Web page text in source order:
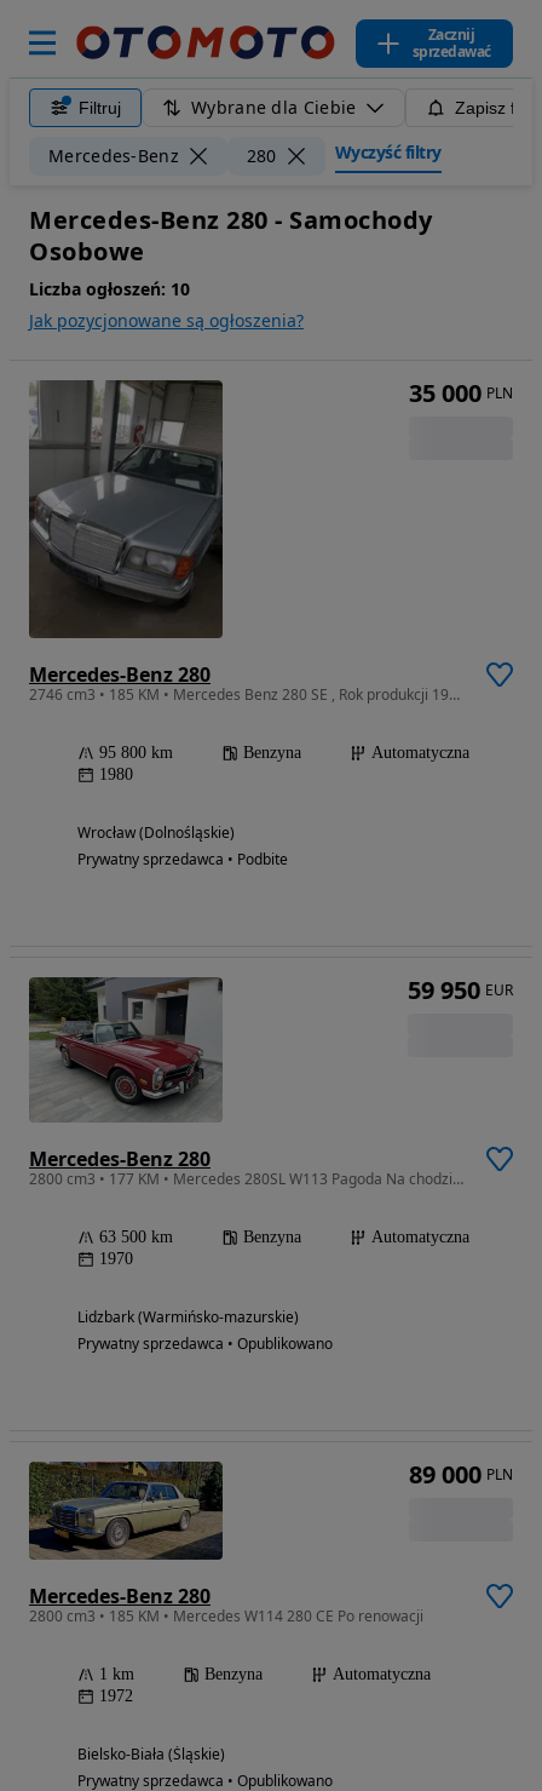
Zacznij
sprzedawać
Filtruj Wybrane dla Ciebie Zapisz
Mercedes-Benz 280 Wyczyść filtry
Mercedes-Benz 280 - Samochody
Osobowe
Liczba ogłoszeń: 10
Jak pozycjonowane są ogłoszenia?
Mercedes-Benz 280
2746 cm3 • 185 KM • Mercedes Benz 280 SE , Rok produkcji 1980, nie był zarejstrowany
95 800 km Benzyna
Automatyczna
1980
Wrocław (Dolnośląskie)
Prywatny sprzedawca • Podbite
35 000 PLN
Mercedes-Benz 280
2800 cm3 • 177 KM • Mercedes 280SL W113 Pagoda Na chodzie Oryginalny Super stan
63 500 km Benzyna
Automatyczna
1970
Lidzbark (Warmińsko-mazurskie)
Prywatny sprzedawca • Opublikowano
59 950 EUR
Mercedes-Benz 280
2800 cm3 • 185 KM • Mercedes W114 280 CE Po renowacji
1 km Benzyna
Automatyczna
1972
Bielsko-Biała (Śląskie)
Prywatny sprzedawca • Opublikowano
89 000 PLN